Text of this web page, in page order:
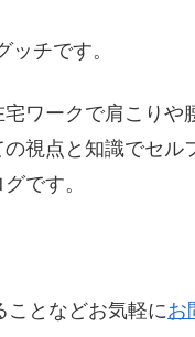
チです。
ワークで肩こりや
視点と知識でセル
です。
となどお気軽にお